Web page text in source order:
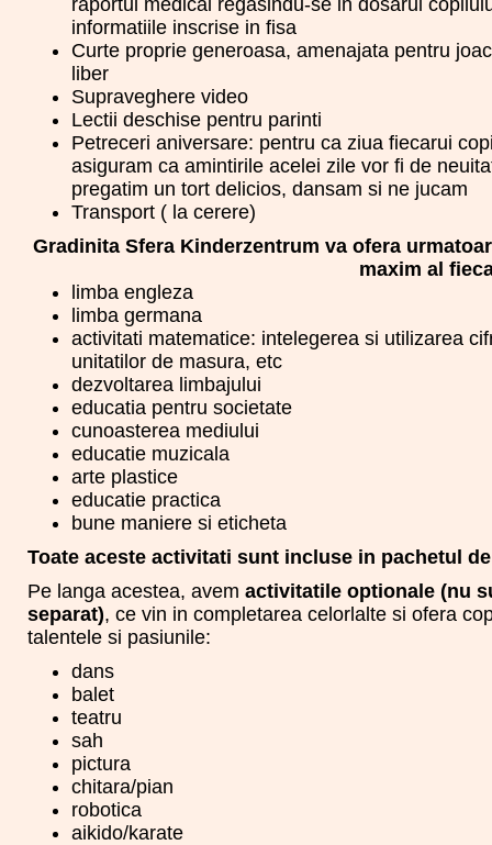
informatiile inscrise in fisa
Curte proprie generoasa, amenajata pentru
liber
Supraveghere video
Lectii deschise pentru parinti
Petreceri aniversare: pentru ca ziua fiecarui
asiguram ca amintirile acelei zile vor fi de
pregatim un tort delicios, dansam si ne jucam
Transport ( la cerere)
Gradinita Sfera Kinderzentrum va ofera
maxim al
limba engleza
limba germana
activitati matematice: intelegerea si utilizarea
unitatilor de masura, etc
dezvoltarea limbajului
educatia pentru societate
cunoasterea mediului
educatie muzicala
arte plastice
educatie practica
bune maniere si eticheta
Toate aceste activitati sunt incluse in pachetul
Pe langa acestea, avem activitatile optionale (nu
separat), ce vin in completarea celorlalte si ofera
talentele si pasiunile:
dans
balet
teatru
sah
pictura
chitara/pian
robotica
aikido/karate